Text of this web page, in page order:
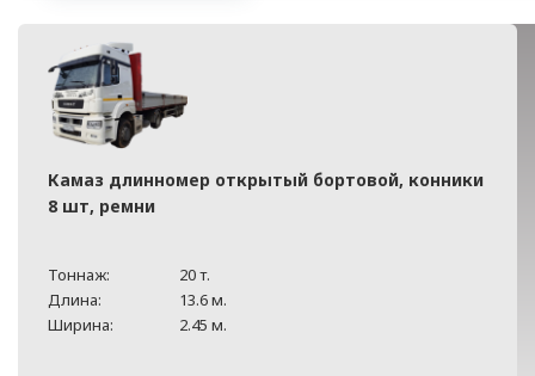
Камаз длинномер открытый бортовой, конники
8 шт, ремни
Тоннаж:
20 т.
Длина:
13.6 м.
Ширина:
2.45 м.